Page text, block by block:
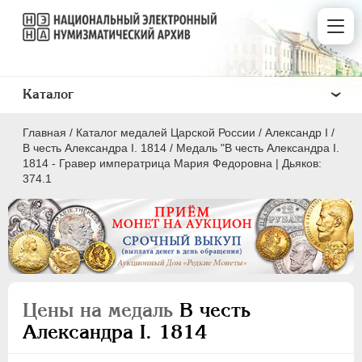
Главная / Каталог медалей Царской России / Александр I /
В честь Александра I. 1814 / Медаль "В честь Александра I.
1814 - Гравер императрица Мария Федоровна | Дьяков:
374.1
Цены на медаль В честь
Александра I. 1814
Каталог
ВСЕ
ПEТР I 1699-1725
ПЕТР II
АННА ИОАННОВНА
1730-1740
ИОАНН АНТОНОВИЧ